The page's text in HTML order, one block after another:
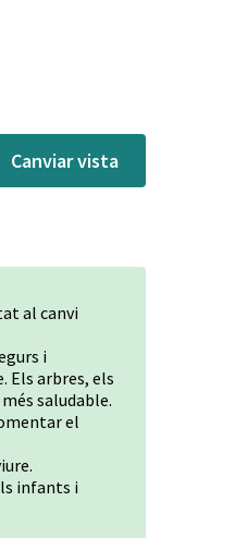
Canviar vista
al canvi
i
Els arbres, els
saludable.
el
infants i